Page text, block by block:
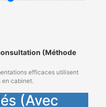
(Méthode
efficaces utilisent
en cabinet.
(Avec